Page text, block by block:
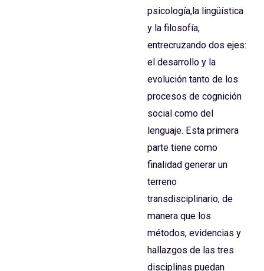
psicología,la lingüística
y la filosofía,
entrecruzando dos ejes:
el desarrollo y la
evolución tanto de los
procesos de cognición
social como del
lenguaje. Esta primera
parte tiene como
finalidad generar un
terreno
transdisciplinario, de
manera que los
métodos, evidencias y
hallazgos de las tres
disciplinas puedan